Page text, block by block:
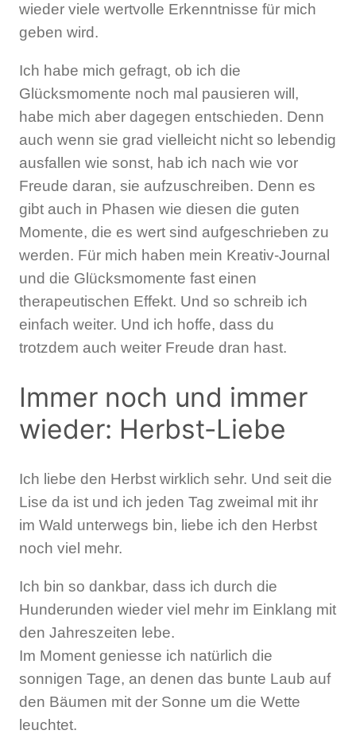
wieder viele wertvolle Erkenntnisse für mich
geben wird.
Ich habe mich gefragt, ob ich die
Glücksmomente noch mal pausieren will,
habe mich aber dagegen entschieden. Denn
auch wenn sie grad vielleicht nicht so lebendig
ausfallen wie sonst, hab ich nach wie vor
Freude daran, sie aufzuschreiben. Denn es
gibt auch in Phasen wie diesen die guten
Momente, die es wert sind aufgeschrieben zu
werden. Für mich haben mein Kreativ-Journal
und die Glücksmomente fast einen
therapeutischen Effekt. Und so schreib ich
einfach weiter. Und ich hoffe, dass du
trotzdem auch weiter Freude dran hast.
Immer noch und immer
wieder: Herbst-Liebe
Ich liebe den Herbst wirklich sehr. Und seit die
Lise da ist und ich jeden Tag zweimal mit ihr
im Wald unterwegs bin, liebe ich den Herbst
noch viel mehr.
Ich bin so dankbar, dass ich durch die
Hunderunden wieder viel mehr im Einklang mit
den Jahreszeiten lebe.
Im Moment geniesse ich natürlich die
sonnigen Tage, an denen das bunte Laub auf
den Bäumen mit der Sonne um die Wette
leuchtet.